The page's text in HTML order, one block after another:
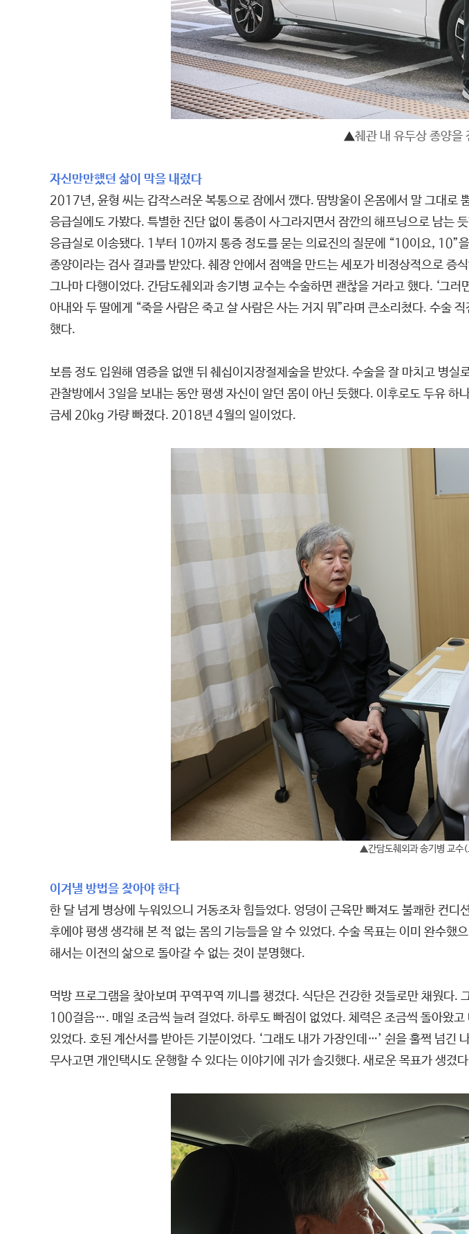
▲췌관 내 유두상 종양
자신만만했던 삶이 막을 내렸다
2017년, 윤형 씨는 갑작스러운 복통으로 잠에서 깼다. 땀방울이 온몸에서 말 그대로
응급실에도 가봤다. 특별한 진단 없이 통증이 사그라지면서 잠깐의 해프닝으로 남는
응급실로 이송됐다. 1부터 10까지 통증 정도를 묻는 의료진의 질문에 “10이요, 10”
종양이라는 검사 결과를 받았다. 췌장 안에서 점액을 만드는 세포가 비정상적으로 증
그나마 다행이었다. 간담도췌외과 송기병 교수는 수술하면 괜찮을 거라고 했다. ‘그
아내와 두 딸에게 “죽을 사람은 죽고 살 사람은 사는 거지 뭐”라며 큰소리쳤다. 수술
했다.
보름 정도 입원해 염증을 없앤 뒤 췌십이지장절제술을 받았다. 수술을 잘 마치고 병
관찰방에서 3일을 보내는 동안 평생 자신이 알던 몸이 아닌 듯했다. 이후로도 두유
금세 20kg 가량 빠졌다. 2018년 4월의 일이었다.
▲간담도췌외과 송기병 교수
이겨낼 방법을 찾아야 한다
한 달 넘게 병상에 누워있으니 거동조차 힘들었다. 엉덩이 근육만 빠져도 불쾌한 컨
후에야 평생 생각해 본 적 없는 몸의 기능들을 알 수 있었다. 수술 목표는 이미 완수
해서는 이전의 삶으로 돌아갈 수 없는 것이 분명했다.
먹방 프로그램을 찾아보며 꾸역꾸역 끼니를 챙겼다. 식단은 건강한 것들로만 채웠
100걸음…. 매일 조금씩 늘려 걸었다. 하루도 빠짐이 없었다. 체력은 조금씩 돌아왔
있었다. 호된 계산서를 받아든 기분이었다. ‘그래도 내가 가장인데…’ 쉰을 훌쩍 넘
무사고면 개인택시도 운행할 수 있다는 이야기에 귀가 솔깃했다. 새로운 목표가 생겼